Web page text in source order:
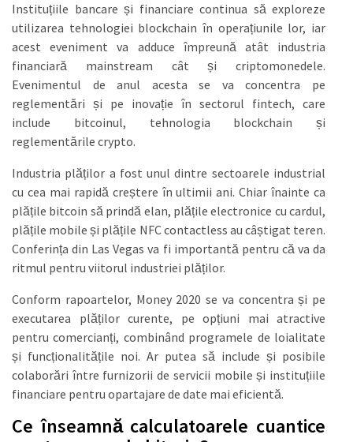
Instituțiile bancare și financiare continua să exploreze
utilizarea tehnologiei blockchain în operațiunile lor, iar
acest eveniment va adduce împreună atât industria
financiară mainstream cât și criptomonedele.
Evenimentul de anul acesta se va concentra pe
reglementări și pe inovație în sectorul fintech, care
include bitcoinul, tehnologia blockchain și
reglementările crypto.
Industria plăților a fost unul dintre sectoarele industrial
cu cea mai rapidă creștere în ultimii ani. Chiar înainte ca
plățile bitcoin să prindă elan, plățile electronice cu cardul,
plățile mobile și plățile NFC contactless au câștigat teren.
Conferința din Las Vegas va fi importantă pentru că va da
ritmul pentru viitorul industriei plăților.
Conform rapoartelor, Money 2020 se va concentra și pe
executarea plăților curente, pe opțiuni mai atractive
pentru comercianți, combinând programele de loialitate
și funcționalitățile noi. Ar putea să include și posibile
colaborări între furnizorii de servicii mobile și instituțiile
financiare pentru opartajare de date mai eficientă.
Ce înseamnă calculatoarele cuantice